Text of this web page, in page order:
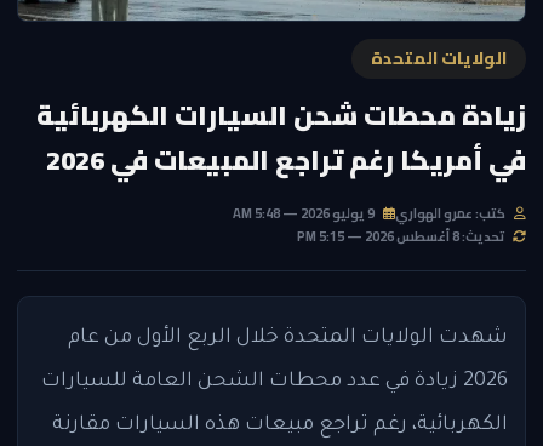
الولايات المتحدة
زيادة محطات شحن السيارات الكهربائية
في أمريكا رغم تراجع المبيعات في 2026
كتب: عمرو الهواري
تحديث: 8 أغسطس 2026 — 5:15 PM
شهدت الولايات المتحدة خلال الربع الأول من عام
2026 زيادة في عدد محطات الشحن العامة للسيارات
الكهربائية، رغم تراجع مبيعات هذه السيارات مقارنة